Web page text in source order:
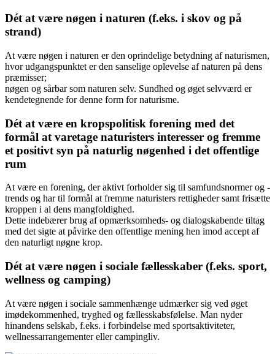
Dét at være nøgen i naturen (f.eks. i skov og på
strand)
At være nøgen i naturen er den oprindelige betydning af naturismen,
hvor udgangspunktet er den sanselige oplevelse af naturen på dens
præmisser;
nøgen og sårbar som naturen selv. Sundhed og øget selvværd er
kendetegnende for denne form for naturisme.
Dét at være en kropspolitisk forening med det
formål at varetage naturisters interesser og fremme
et positivt syn på naturlig nøgenhed i det offentlige
rum
At være en forening, der aktivt forholder sig til samfundsnormer og -
trends og har til formål at fremme naturisters rettigheder samt frisætte
kroppen i al dens mangfoldighed.
Dette indebærer brug af opmærksomheds- og dialogskabende tiltag
med det sigte at påvirke den offentlige mening hen imod accept af
den naturligt nøgne krop.
Dét at være nøgen i sociale fællesskaber (f.eks. sport,
wellness og camping)
At være nøgen i sociale sammenhænge udmærker sig ved øget
imødekommenhed, tryghed og fællesskabsfølelse. Man nyder
hinandens selskab, f.eks. i forbindelse med sportsaktiviteter,
wellnessarrangementer eller campingliv.